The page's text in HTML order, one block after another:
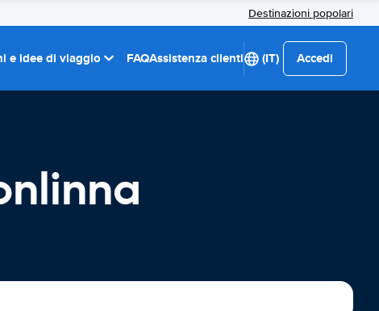
Destinazioni popolari
e idee di viaggio FAQAssistenza clienti (IT) Accedi